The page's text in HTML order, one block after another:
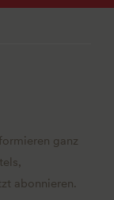
ganz
abonnieren.